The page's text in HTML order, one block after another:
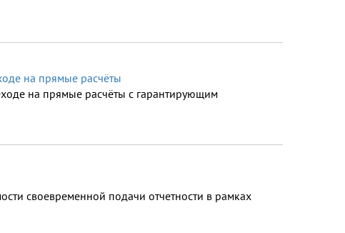
на прямые расчёты
на прямые расчёты с гарантирующим
своевременной подачи отчетности в рамках